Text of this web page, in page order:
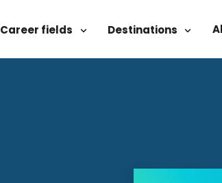
Career fields Destinations